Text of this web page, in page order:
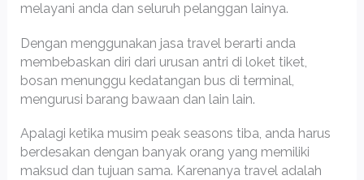
melayani anda dan seluruh pelanggan lainya.
Dengan menggunakan jasa travel berarti anda
membebaskan diri dari urusan antri di loket tiket,
bosan menunggu kedatangan bus di terminal,
mengurusi barang bawaan dan lain lain.
Apalagi ketika musim peak seasons tiba, anda harus
berdesakan dengan banyak orang yang memiliki
maksud dan tujuan sama. Karenanya travel adalah